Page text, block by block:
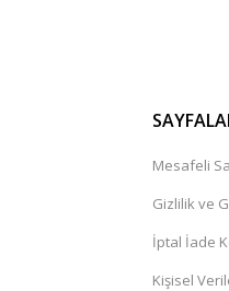
Mesafeli
Gizlilik ve
İptal İade
Kişisel